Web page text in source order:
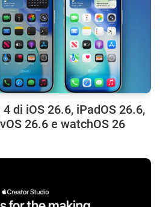
di iOS 26.6, iPadOS 26.6,
26.6 e watchOS 26